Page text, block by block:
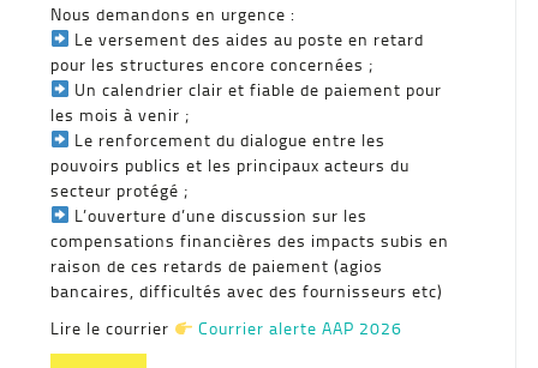
Nous demandons en urgence :
Le versement des aides au poste en retard
pour les structures encore concernées ;
Un calendrier clair et fiable de paiement pour
les mois à venir ;
Le renforcement du dialogue entre les
pouvoirs publics et les principaux acteurs du
secteur protégé ;
L’ouverture d’une discussion sur les
compensations financières des impacts subis en
raison de ces retards de paiement (agios
bancaires, difficultés avec des fournisseurs etc)
Lire le courrier
Courrier alerte AAP 2026